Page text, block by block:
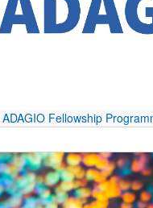
ADAGIO Fellowship